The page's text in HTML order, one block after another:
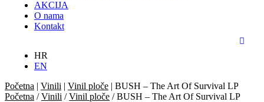
AKCIJA
O nama
Kontakt
HR
EN
Početna | Vinili | Vinil ploče | BUSH – The Art Of Survival LP
Početna /Vinili /Vinil ploče / BUSH – The Art Of Survival LP